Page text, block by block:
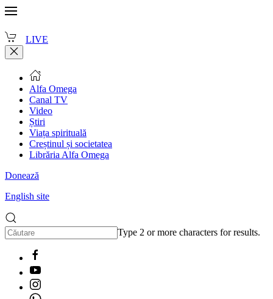
LIVE
Alfa Omega
Canal TV
Video
Știri
Viața spirituală
Creștinul și societatea
Librăria Alfa Omega
Donează
English site
Type 2 or more characters for results.